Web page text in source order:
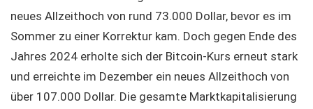
neues Allzeithoch von rund 73.000 Dollar, bevor es im
Sommer zu einer Korrektur kam. Doch gegen Ende des
Jahres 2024 erholte sich der Bitcoin-Kurs erneut stark
und erreichte im Dezember ein neues Allzeithoch von
über 107.000 Dollar. Die gesamte Marktkapitalisierung